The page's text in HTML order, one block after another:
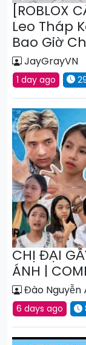
[ROBLOX
Leo Tháp
Bao Giờ
JayGrayVN
1 day ago
CHỊ ĐẠI
ÁNH |
Đào Nguyễn
6 days ago